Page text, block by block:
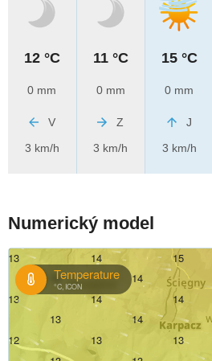
12 °C
0 mm
V
3 km/h
11 °C
0 mm
Z
3 km/h
15 °C
0 mm
J
3 km/h
Numerický model